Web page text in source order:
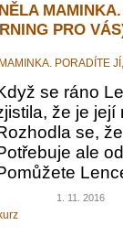
PRO
PORADÍTE
se ráno
že je její
se,
ale
1. 11. 2016